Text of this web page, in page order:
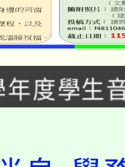
年度第
選結果(
險知識
度學生
年度第
選結果(
年度第